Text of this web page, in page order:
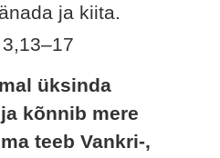
ja kiita.
üksinda
kõnnib mere
teeb Vankri-,